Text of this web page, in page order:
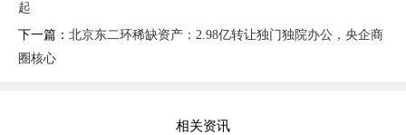
起
下一篇： 北京东二环稀缺资产：2.98亿转让独门独院办公，央企商
圈核心
相关资讯